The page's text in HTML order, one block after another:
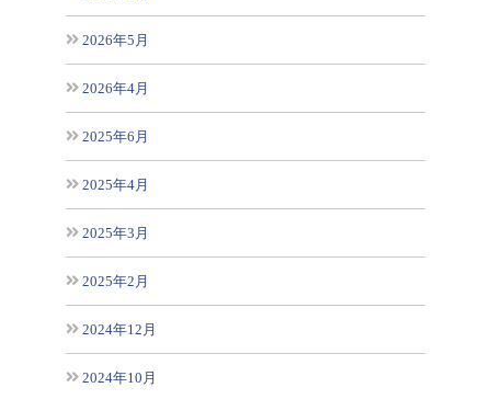
2026年5月
2026年4月
2025年6月
2025年4月
2025年3月
2025年2月
2024年12月
2024年10月